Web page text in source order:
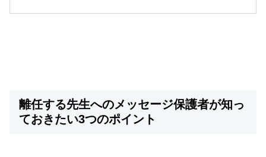
離任する先生へのメッセージ保護者が知っ
ておきたい3つのポイント